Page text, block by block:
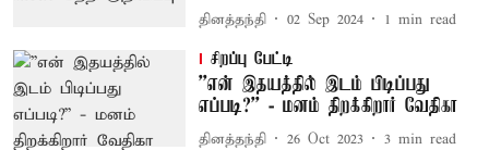
தினத்தந்தி 02 Sep 2024 1 min read
சிறப்பு பேட்டி
''என் இதயத்தில் இடம் பிடிப்பது
எப்படி?'' - மனம் திறக்கிறார் வேதிகா
தினத்தந்தி 26 Oct 2023 3 min read